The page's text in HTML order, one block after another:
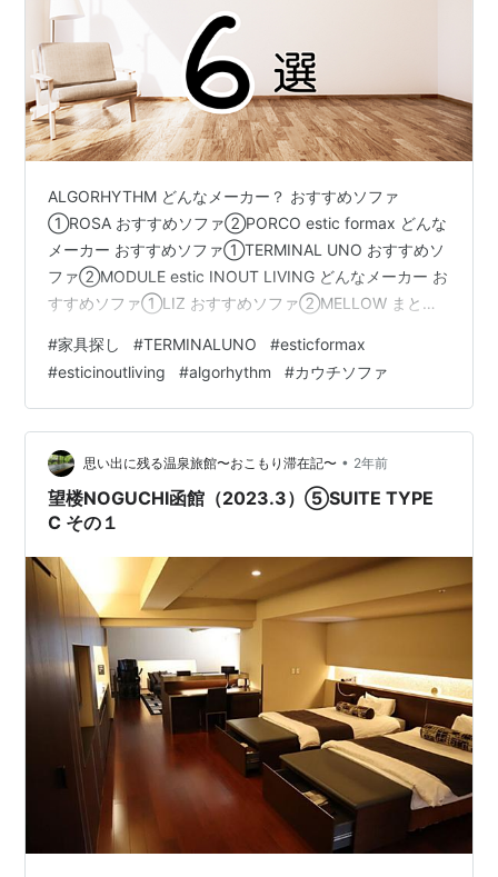
ALGORHYTHM どんなメーカー？ おすすめソファ
①ROSA おすすめソファ➁PORCO estic formax どんな
メーカー おすすめソファ①TERMINAL UNO おすすめソ
ファ➁MODULE estic INOUT LIVING どんなメーカー お
すすめソファ①LIZ おすすめソファ➁MELLOW まとめ
外に長く暮らしていたので、できれば海外製よりは、日
本製で職人さんの技術を感じられる商品がいいなぁと考
えていた私たち。 最終候補にはならなかったものの、実
際に目で見て触って良いなぁと思ったソファをご紹介し
ます。 ALGORHY…
#家具探し #TERMINALUNO #esticformax
#esticinoutliving #algorhythm #カウチソファ
思い出に残る温泉旅館〜おこもり滞在記〜 • 2年前
望楼NOGUCHI函館（2023.3）⑤SUITE TYPE
C その１